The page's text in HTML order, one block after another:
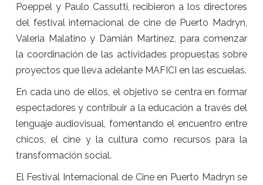
Poeppel y Paulo Cassutti, recibieron a los directores
del festival internacional de cine de Puerto Madryn,
Valeria Malatino y Damián Martínez, para comenzar
la coordinación de las actividades propuestas sobre
proyectos que lleva adelante MAFICI en las escuelas.
En cada uno de ellos, el objetivo se centra en formar
espectadores y contribuir a la educación a través del
lenguaje audiovisual, fomentando el encuentro entre
chicos, el cine y la cultura como recursos para la
transformación social.
El Festival Internacional de Cine en Puerto Madryn se